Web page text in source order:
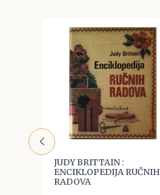
JUDY BRITTAIN :
ENCIKLOPEDIJA RUČNIH
RADOVA